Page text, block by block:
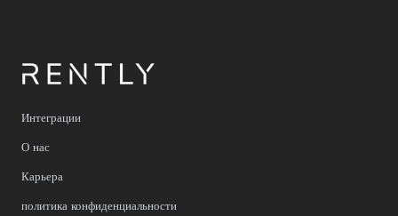
Интеграции
О нас
Карьера
политика конфиденциальности